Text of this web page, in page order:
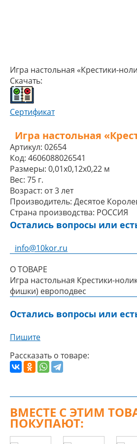
Игра настольная «Крестики-
Скачать:
Сертификат
Игра настольная
Артикул: 02654
Код: 4606088026541
Размеры: 0,01x0,12x0,22 м
Вес: 75 г.
Возраст: от 3 лет
Производитель: Десятое
Страна производства: РОССИЯ
Остались вопросы или
info@10kor.ru
О ТОВАРЕ
Игра настольная Крестики-
фишки) европодвес
Остались вопросы или
Пишите
Рассказать о товаре:
ВМЕСТЕ С ЭТИМ
ПОКУПАЮТ: